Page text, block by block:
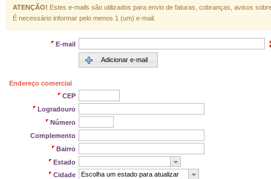
ATENÇÃO! Estes e-mails são utilizados para envio de faturas, cobranças, avisos
É necessário informar pelo menos 1 (um) e-mail.
E-mail
Adicionar e-mail
Endereço comercial
CEP
Logradouro
Número
Complemento
Bairro
Estado
Cidade
Escolha um estado para atualizar